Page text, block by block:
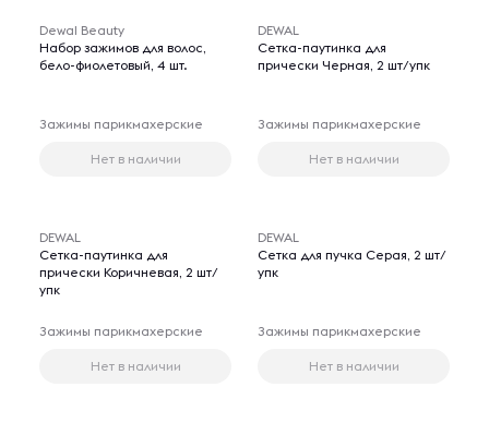
Dewal Beauty
Набор зажимов для волос,
бело-фиолетовый, 4 шт.
Зажимы парикмахерские
Нет в наличии
DEWAL
Сетка-паутинка для
прически Черная, 2 шт/упк
Зажимы парикмахерские
Нет в наличии
DEWAL
Сетка-паутинка для
прически Коричневая, 2 шт/
упк
Зажимы парикмахерские
Нет в наличии
DEWAL
Сетка для пучка Серая, 2 шт/
упк
Зажимы парикмахерские
Нет в наличии